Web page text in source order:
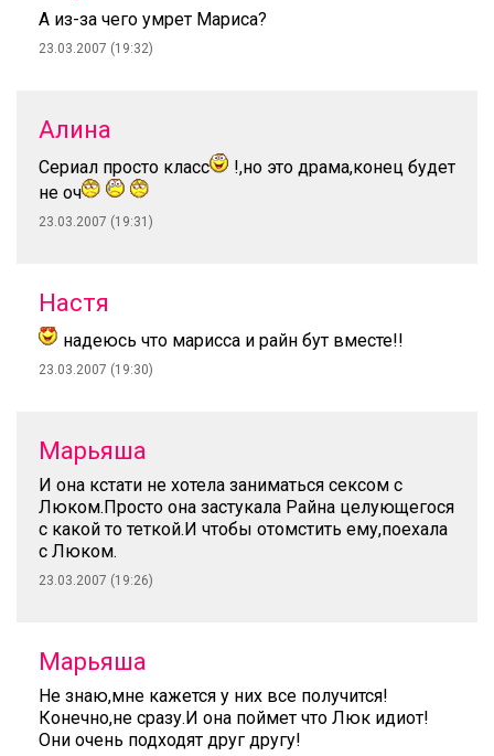
А из-за чего умрет Мариса?
23.03.2007 (19:32)
Алина
Сериал просто класс
!,но это драма,конец будет
не оч
23.03.2007 (19:31)
Настя
надеюсь что марисса и райн бут вместе!!
23.03.2007 (19:30)
Марьяша
И она кстати не хотела заниматься сексом с
Люком.Просто она застукала Райна целующегося
с какой то теткой.И чтобы отомстить ему,поехала
с Люком.
23.03.2007 (19:26)
Марьяша
Не знаю,мне кажется у них все получится!
Конечно,не сразу.И она поймет что Люк идиот!
Они очень подходят друг другу!